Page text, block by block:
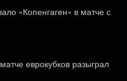
«Копенгаген» в матче с
еврокубков разыграл